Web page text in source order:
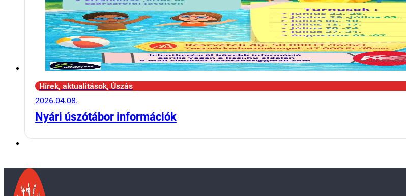
Hírek, aktualitások, Úszás
2026.04.08.
Nyári úszótábor információk